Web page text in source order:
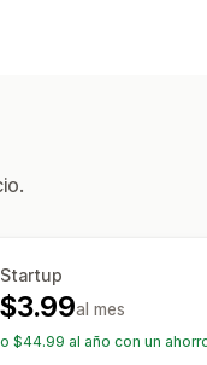
Startup
$3.99al mes
o $44.99 al año con un